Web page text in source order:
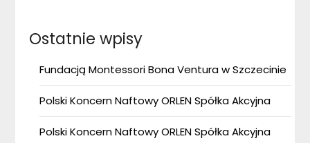
Ostatnie wpisy
Fundacją Montessori Bona Ventura w Szczecinie
Polski Koncern Naftowy ORLEN Spółka Akcyjna
Polski Koncern Naftowy ORLEN Spółka Akcyjna